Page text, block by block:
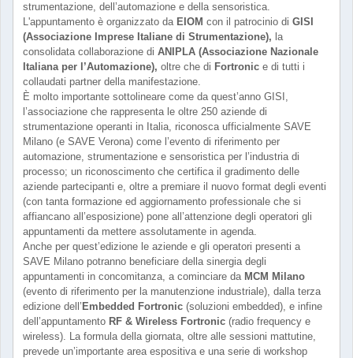
strumentazione, dell’automazione e della sensoristica.
L'appuntamento è organizzato daEIOM con il patrocinio di GISI
(Associazione Imprese Italiane di Strumentazione), la
consolidata collaborazione di ANIPLA (Associazione Nazionale
Italiana per l’Automazione), oltre che di Fortronic e di tutti i
collaudati partner della manifestazione.
È molto importante sottolineare come da quest’anno GISI,
l’associazione che rappresenta le oltre 250 aziende di
strumentazione operanti in Italia, riconosca ufficialmente SAVE
Milano (e SAVE Verona) come l’evento di riferimento per
automazione, strumentazione e sensoristica per l’industria di
processo; un riconoscimento che certifica il gradimento delle
aziende partecipanti e, oltre a premiare il nuovo format degli eventi
(con tanta formazione ed aggiornamento professionale che si
affiancano all’esposizione) pone all’attenzione degli operatori gli
appuntamenti da mettere assolutamente in agenda.
Anche per quest’edizione le aziende e gli operatori presenti a
SAVE Milano potranno beneficiare della sinergia degli
appuntamenti in concomitanza, a cominciare da MCM Milano
(evento di riferimento per la manutenzione industriale), dalla terza
edizione dell’ Embedded Fortronic (soluzioni embedded), e infine
dell’appuntamento RF & Wireless Fortronic (radio frequency e
wireless). La formula della giornata, oltre alle sessioni mattutine,
prevede un’importante area espositiva e una serie di workshop